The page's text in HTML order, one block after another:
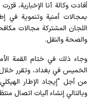
أفادت وکالة آنا الإخباریة،
بمجالات أمنية وتنموية في
اللجان المشتركة مجالات مكافحة
والصحة والنقل.
وجاء ذلك في ختام القمة
الخميس في بغداد، وتقرر
من أجل "إيجاد الإطار
وبالتالي إنشاء آليات اتصال